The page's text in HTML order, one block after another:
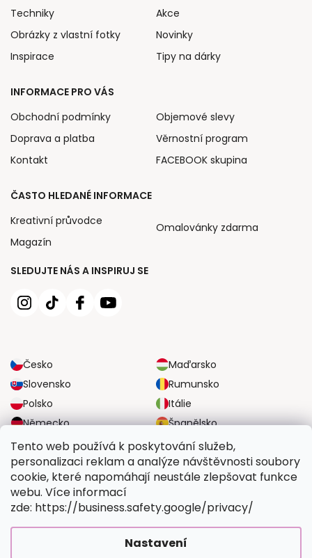
Tento web používá k poskytování služeb,
personalizaci reklam a analýze návštěvnosti soubory
cookie, které napomáhají neustále zlepšovat funkce
webu. Více informací
zde: https://business.safety.google/privacy/
Nastavení
SLEDUJTE NÁS A INSPIRUJ SE
Česko
Maďarsko
Slovensko
Rumunsko
Polsko
Itálie
Německo
Španělsko
Velká Británie
Rakousko
Techniky
Obrázky z vlastní fotky
Inspirace
Akce
Novinky
Tipy na dárky
INFORMACE PRO VÁS
Obchodní podmínky
Doprava a platba
Kontakt
Objemové slevy
Věrnostní program
FACEBOOK skupina
ČASTO HLEDANÉ INFORMACE
Kreativní průvodce
Magazín
Omalovánky zdarma
SPOLEHLIVÉ MOŽNOSTI DOPRAVY
BEZPEČNÉ MOŽNOSTI PLATBY